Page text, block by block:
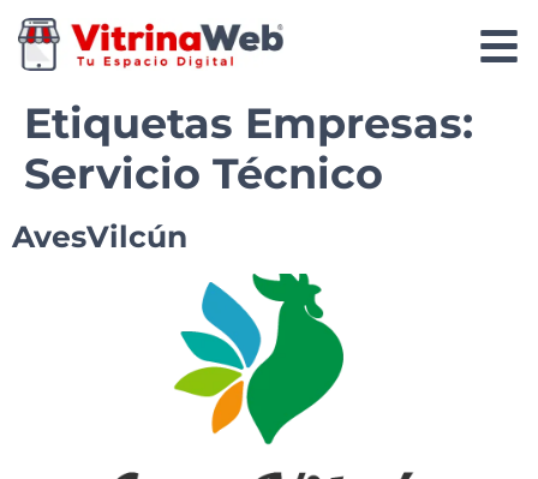
Etiquetas Empresas:
Servicio Técnico
AvesVilcún